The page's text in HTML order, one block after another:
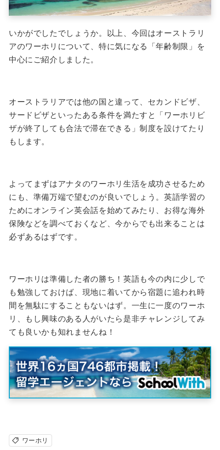
いかがでしたでしょうか。 以上、今回はオーストラリ
アのワーホリについて、特に気になる「年齢制限」を
中心にご紹介しました。
オーストラリアでは他の国と違って、セカンドビザ、
サードビザといったある条件を満たすと「ワーホリビ
ザが終了しても合法で滞在できる」制度を設けてたり
もします。
よってまずはアナタのワーホリ生活を成功させるため
にも、準備万端で望むのが良いでしょう。英語学習の
ためにオンライン英会話を始めてみたり、お得な海外
保険などを調べておくなど、今からでも出来ることは
必ずあるはずです。
ワーホリは準備した者の勝ち！ 英語も今の内に少しで
も勉強しておけば、現地に着いてから宿題に追われ時
間を無駄にすることもないはず。 一生に一度のワーホ
リ、もし興味のある人がいたら是非チャレンジしてみ
ても良いかも知れませんね！
ワーホリ